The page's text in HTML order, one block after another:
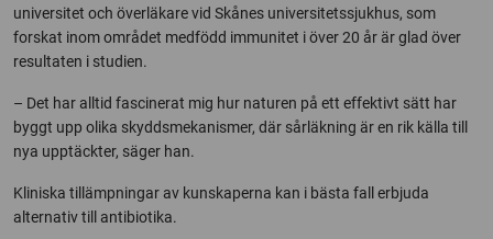
universitet och överläkare vid Skånes universitetssjukhus, som
forskat inom området medfödd immunitet i över 20 år är glad över
resultaten i studien.
– Det har alltid fascinerat mig hur naturen på ett effektivt sätt har
byggt upp olika skyddsmekanismer, där sårläkning är en rik källa till
nya upptäckter, säger han.
Kliniska tillämpningar av kunskaperna kan i bästa fall erbjuda
alternativ till antibiotika.